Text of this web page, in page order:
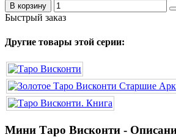
В корзину
Быстрый заказ
Другие товары этой серии:
Мини Таро Висконти -